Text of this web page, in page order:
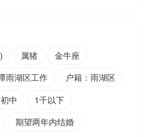
属猪
金牛座
雨湖区工作
户籍：雨湖区
初中
1千以下
期望两年内结婚